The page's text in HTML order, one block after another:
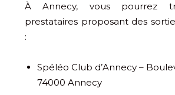
À Annecy, vous pourrez
prestataires proposant des
:
Spéléo Club d’Annecy –
74000 Annecy